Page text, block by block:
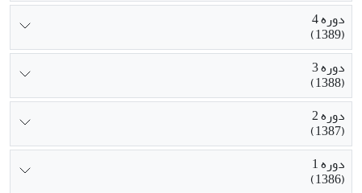
دوره 4
(1389)
دوره 3
(1388)
دوره 2
(1387)
دوره 1
(1386)